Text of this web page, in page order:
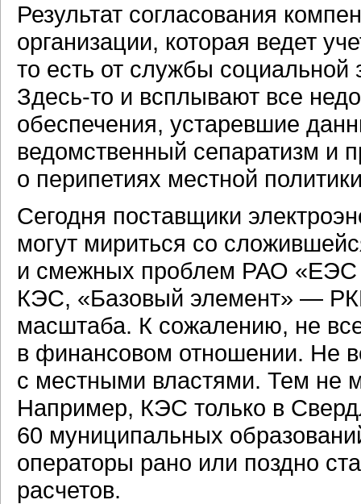
Результат согласования
организации, которая ведет
то есть от службы
Здесь-то и всплывают все
обеспечения, устаревшие
ведомственный сепаратизм и
о перипетиях местной
Сегодня поставщики
могут мириться со
и смежных проблем РАО
КЭС, «Базовый элемент» —
масштаба. К сожалению, не
в финансовом отношении. Не
с местными властями. Тем не
Например, КЭС только в
60 муниципальных
операторы рано или поздно
расчетов.